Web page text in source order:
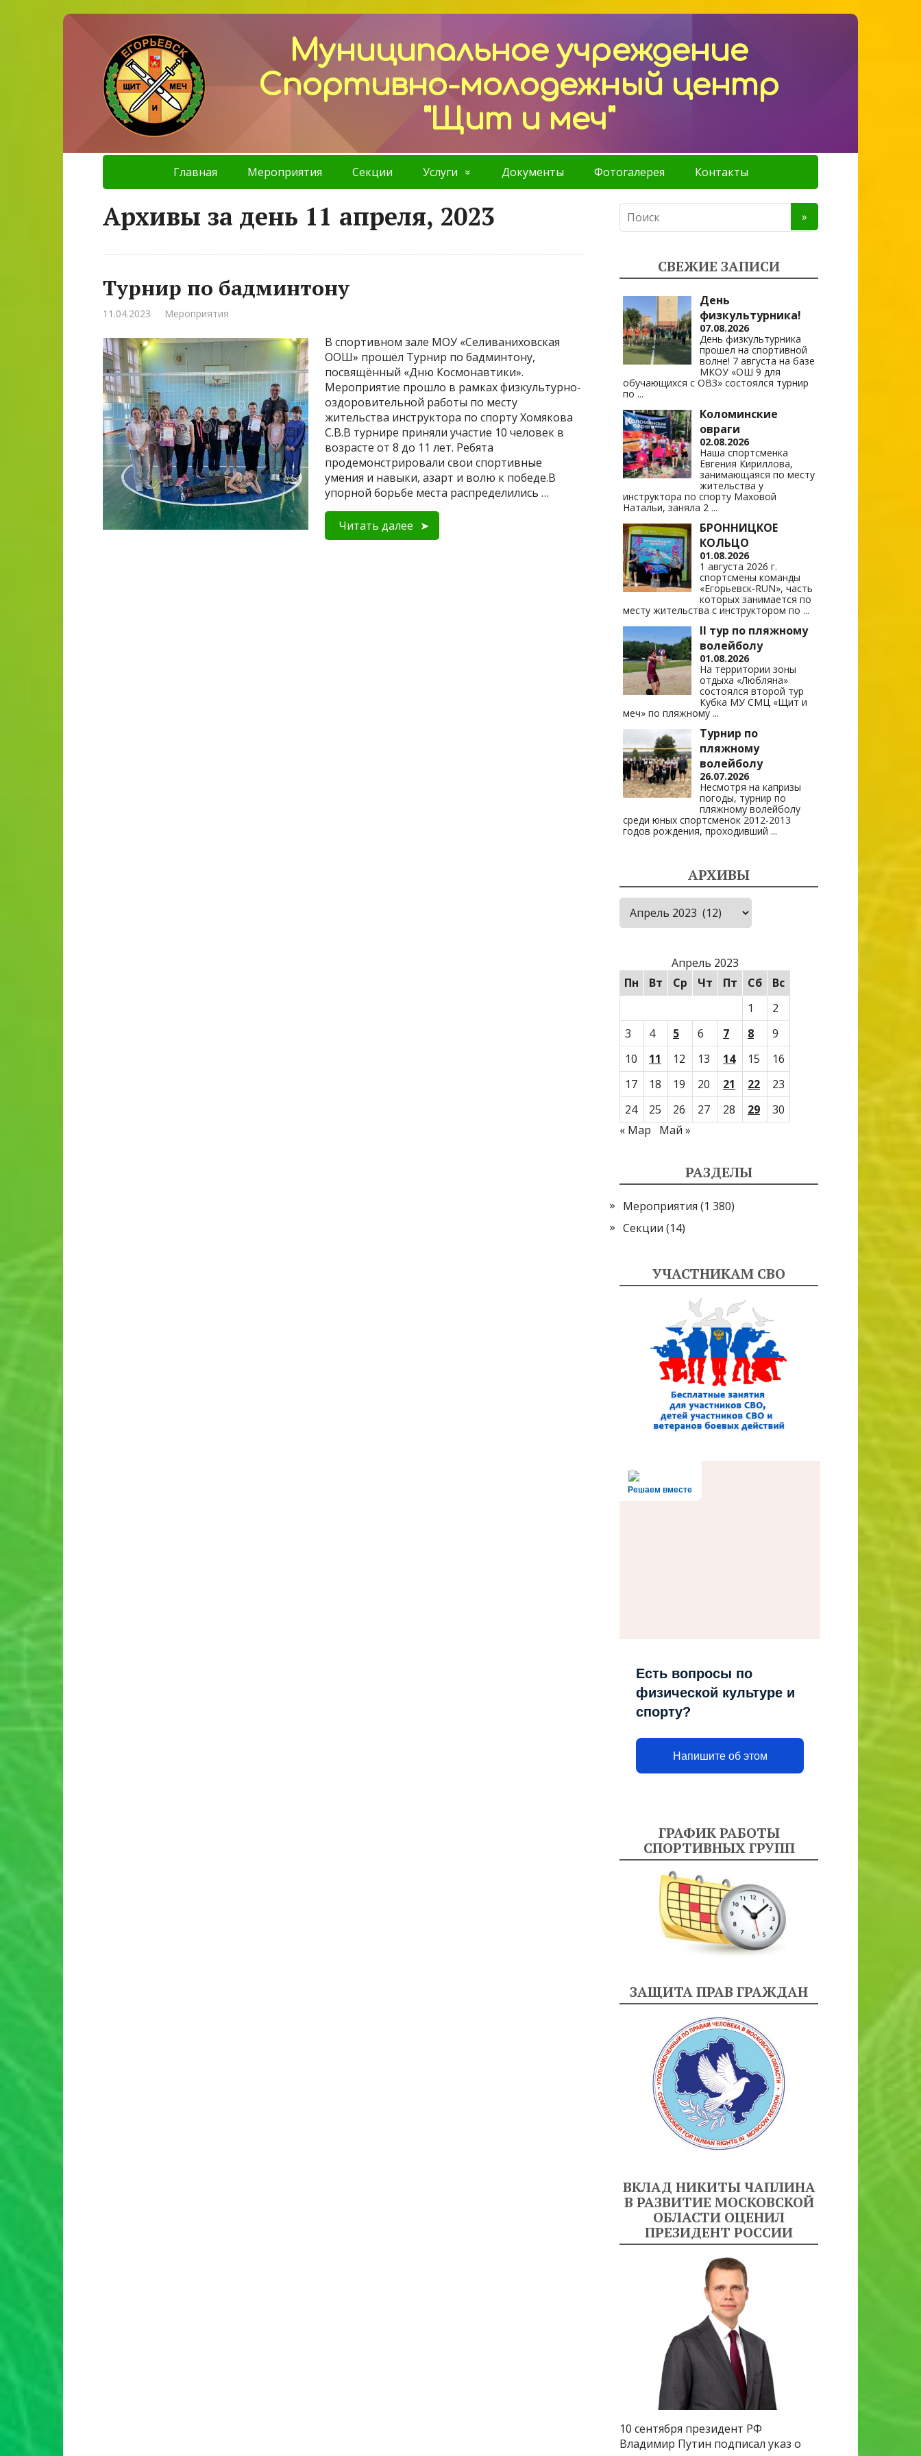
Муниципальное учреждение
Спортивно-молодежный центр
"Щит и меч"
Главная Мероприятия Секции Услуги Документы Фотогалерея Контакты
Архивы за день 11 апреля, 2023
Турнир по бадминтону
11.04.2023 Мероприятия
В спортивном зале МОУ «Селиваниховская
ООШ» прошёл Турнир по бадминтону,
посвящённый «Дню Космонавтики».
Мероприятие прошло в рамках физкультурно-
оздоровительной работы по месту
жительства инструктора по спорту Хомякова
С.В.В турнире приняли участие 10 человек в
возрасте от 8 до 11 лет. Ребята
продемонстрировали свои спортивные
умения и навыки, азарт и волю к победе.В
упорной борьбе места распределились …
Читать далее
СВЕЖИЕ ЗАПИСИ
День
физкультурника!
07.08.2026
День физкультурника
прошел на спортивной
волне! 7 августа на базе
МКОУ «ОШ 9 для
обучающихся с ОВЗ» состоялся турнир
по...
Коломинские
овраги
02.08.2026
Наша спортсменка
Евгения Кириллова,
занимающаяся по месту
жительства у
инструктора по спорту Маховой
Натальи, заняла 2 ...
БРОННИЦКОЕ
КОЛЬЦО
01.08.2026
1 августа 2026 г.
спортсмены команды
«Егорьевск-RUN», часть
которых занимается по
месту жительства с инструктором по ...
II тур по пляжному
волейболу
01.08.2026
На территории зоны
отдыха «Любляна»
состоялся второй тур
Кубка МУ СМЦ «Щит и
меч» по пляжному ...
Турнир по
пляжному
волейболу
26.07.2026
Несмотря на капризы
погоды, турнир по
пляжному волейболу
среди юных спортсменок 2012-2013
годов рождения, проходивший ...
АРХИВЫ
Архивы
Апрель 2023
Пн
Вт Ср Чт Пт Сб
Вс
1
2
3
4 5 6 7 8
9
10
11 12 13 14 15
16
17
18 19 20 21 22
23
24
25 26 27 28 29
30
« Мар
Май »
РАЗДЕЛЫ
Мероприятия (1 380)
Секции (14)
УЧАСТНИКАМ СВО
Решаем вместе
Есть вопросы по
физической культуре и
спорту?
Напишите об этом
ГРАФИК РАБОТЫ
СПОРТИВНЫХ ГРУПП
ЗАЩИТА ПРАВ ГРАЖДАН
ВКЛАД НИКИТЫ ЧАПЛИНА
В РАЗВИТИЕ МОСКОВСКОЙ
ОБЛАСТИ ОЦЕНИЛ
ПРЕЗИДЕНТ РОССИИ
10 сентября президент РФ
Владимир Путин подписал указ о